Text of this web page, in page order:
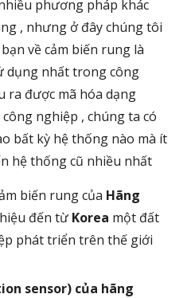
phương pháp khác
, nhưng ở đây chúng tôi
về cảm biến rung là
dụng nhất trong công
ra được mã hóa dạng
nghiệp , chúng ta có
bất kỳ hệ thống nào mà ít
hệ thống cũ nhiều nhất
biến rung của Hãng
đến từ Korea một đất
phát triển trên thế giới
sensor) của hãng